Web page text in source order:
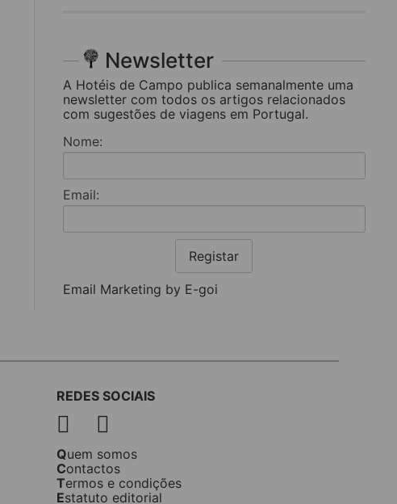
Newsletter
A Hotéis de Campo publica semanalmente uma
newsletter com todos os artigos relacionados
com sugestões de viagens em Portugal.
Nome:
Email:
Registar
Email Marketing by E-goi
REDES SOCIAIS
Quem somos
Contactos
Termos e condições
Estatuto editorial